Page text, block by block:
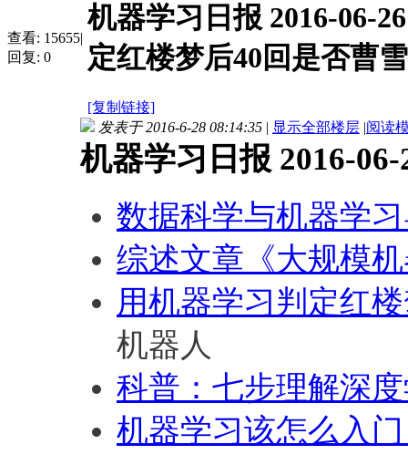
查看: 15655|
回复: 0
机器学习日报 2016-06-
定红楼梦后40回是否曹
[复制链接]
发表于 2016-6-28 08:14:35 | 显示全部楼层 |阅读
机器学习日报 2016-06-
数据科学与机器学
综述文章《大规模
用机器学习判定红
机器人
科普：七步理解深
机器学习该怎么入